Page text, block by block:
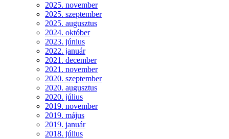
2025. november
2025. szeptember
2025. augusztus
2024. október
2023. június
2022. január
2021. december
2021. november
2020. szeptember
2020. augusztus
2020. július
2019. november
2019. május
2019. január
2018. július